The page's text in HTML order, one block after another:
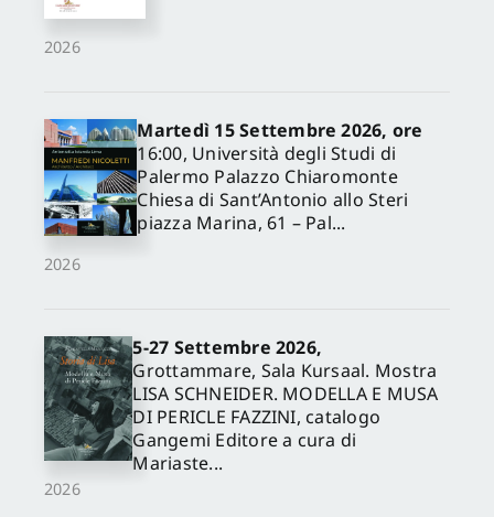
2026
2026
Martedì 15 Settembre 2026, ore
16:00, Università degli Studi di
Palermo Palazzo Chiaromonte
Chiesa di Sant’Antonio allo Steri
piazza Marina, 61 – Pal...
2026
5-27 Settembre 2026,
Grottammare, Sala Kursaal. Mostra
LISA SCHNEIDER. MODELLA E MUSA
DI PERICLE FAZZINI, catalogo
Gangemi Editore a cura di
Mariaste...